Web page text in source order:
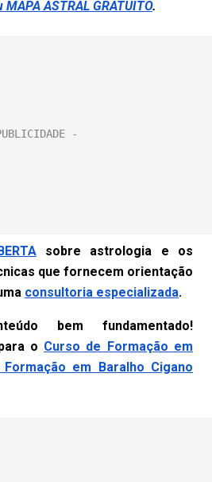
MAPA ASTRAL GRATUITO.
sobre astrologia e os
que fornecem orientação
consultoria especializada.
bem fundamentado!
o Curso de Formação em
em Baralho Cigano